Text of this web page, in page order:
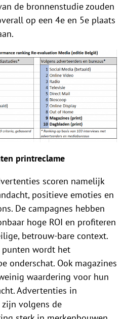
de bronnenstudie zouden
op een 4e en 5e plaats
printreclame
scoren namelijk
positieve emoties en
De campagnes hebben
hoge ROI en profiteren
betrouw-bare context.
punten wordt het
onderschat. Ook magazines
waardering voor hun
Advertenties in
zijn volgens de